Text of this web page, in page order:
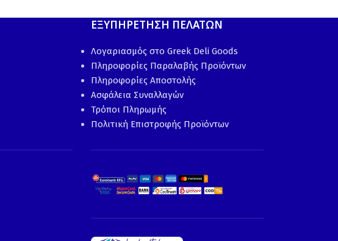
ΕΞΥΠΗΡΕΤΗΣΗ ΠΕΛΑΤΩΝ
Λογαριασμός στο Greek Deli Goods
Πληροφορίες Παραλαβής Προϊόντων
Πληροφορίες Αποστολής
Ασφάλεια Συναλλαγών
Τρόποι Πληρωμής
Πολιτική Επιστροφής Προϊόντων